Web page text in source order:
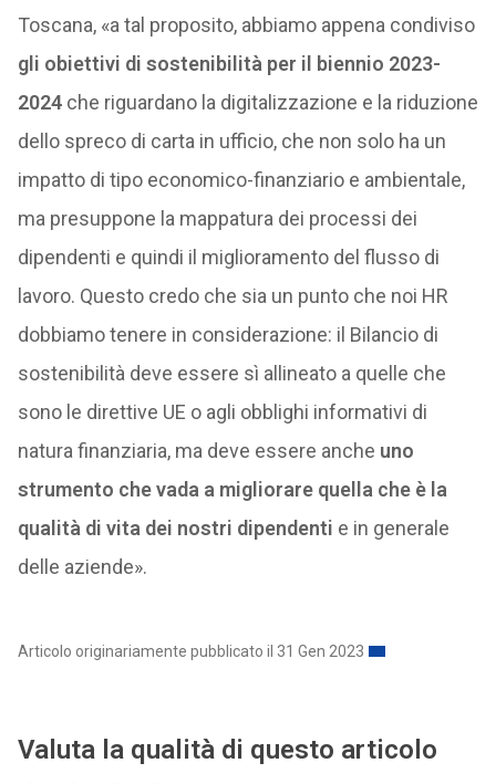
Toscana, «a tal proposito, abbiamo appena condiviso
gli obiettivi di sostenibilità per il biennio 2023-
2024che riguardano la digitalizzazione e la riduzione
dello spreco di carta in ufficio, che non solo ha un
impatto di tipo economico-finanziario e ambientale,
ma presuppone la mappatura dei processi dei
dipendenti e quindi il miglioramento del flusso di
lavoro. Questo credo che sia un punto che noi HR
dobbiamo tenere in considerazione: il Bilancio di
sostenibilità deve essere sì allineato a quelle che
sono le direttive UE o agli obblighi informativi di
natura finanziaria, ma deve essere anche uno
strumento che vada a migliorare quella che è la
qualità di vita dei nostri dipendenti e in generale
delle aziende».
Articolo originariamente pubblicato il 31 Gen 2023
Valuta la qualità di questo articolo